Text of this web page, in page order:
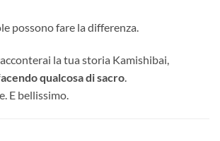
possono fare la differenza.
la tua storia Kamishibai,
qualcosa di sacro.
E bellissimo.